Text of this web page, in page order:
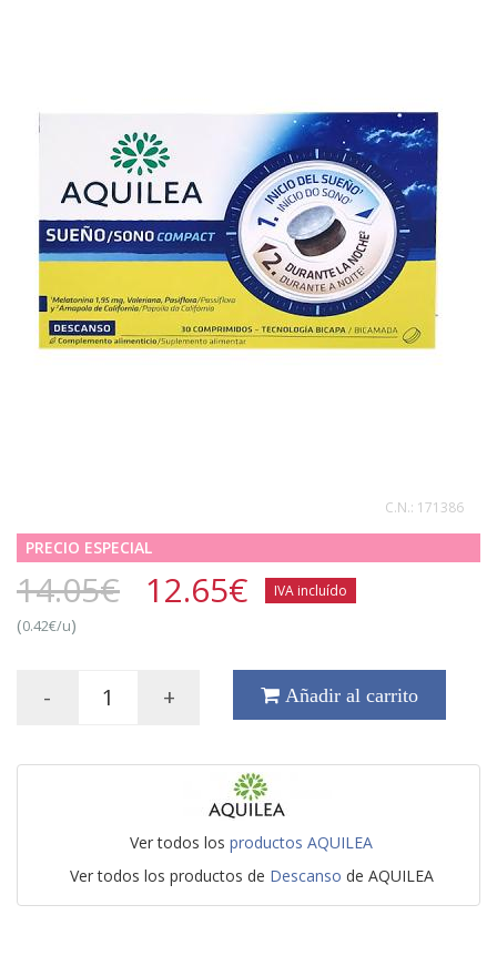
C.N.: 171386
PRECIO ESPECIAL
14.05€ 12.65€ IVA incluído
(0.42€/u)
- + Añadir al carrito
Ver todos los productos AQUILEA
Ver todos los productos de Descanso de AQUILEA